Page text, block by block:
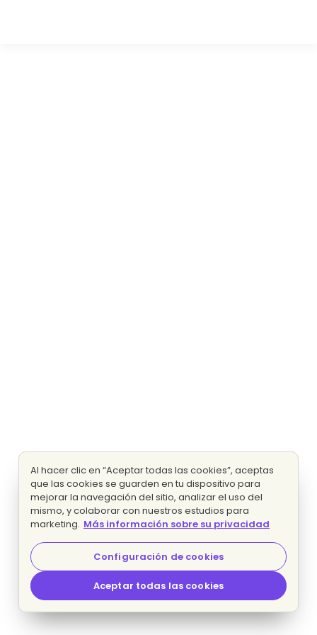
Al hacer clic en “Aceptar todas las cookies”, aceptas
que las cookies se guarden en tu dispositivo para
mejorar la navegación del sitio, analizar el uso del
mismo, y colaborar con nuestros estudios para
marketing. Más información sobre su privacidad
Configuración de cookies
Aceptar todas las cookies